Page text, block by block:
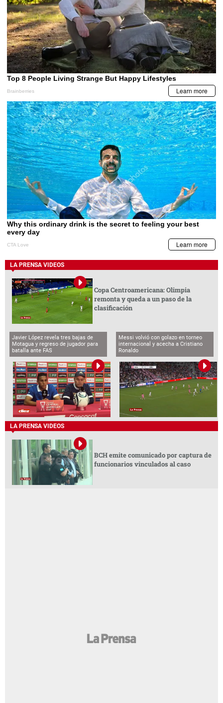
LA PRENSA VIDEOS
Copa Centroamericana: Olimpia
remonta y queda a un paso de la
clasificación
Javier López revela tres bajas de
Motagua y regreso de jugador para
batalla ante FAS
Messi volvió con golazo en torneo
internacional y acecha a Cristiano
Ronaldo
LA PRENSA VIDEOS
BCH emite comunicado por captura de
funcionarios vinculados al caso